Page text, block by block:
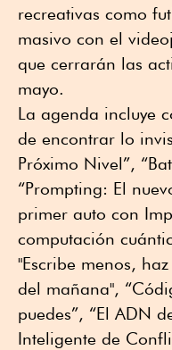
recreativas como
masivo con el
que cerrarán las
mayo.
La agenda incluye
de encontrar lo
Próximo Nivel”,
“Prompting: El
primer auto con
computación
"Escribe menos,
del mañana",
puedes”, “El ADN
Inteligente de